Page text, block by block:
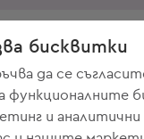
бисквитки
да се
функционалните
и аналитични